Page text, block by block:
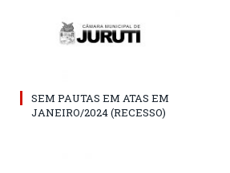
SEM PAUTAS EM ATAS EM
JANEIRO/2024 (RECESSO)